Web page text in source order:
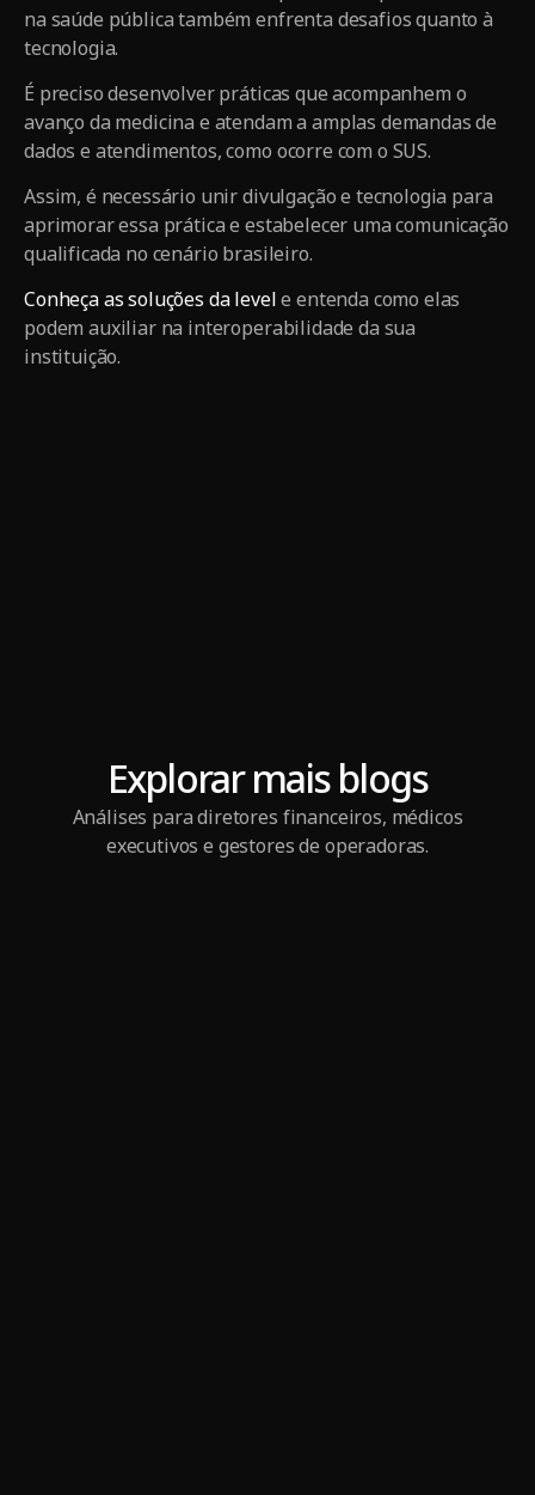
na saúde pública também enfrenta desafios quanto à
tecnologia.
É preciso desenvolver práticas que acompanhem o
avanço da medicina e atendam a amplas demandas de
dados e atendimentos, como ocorre com o SUS.
Assim, é necessário unir divulgação e tecnologia para
aprimorar essa prática e estabelecer uma comunicação
qualificada no cenário brasileiro.
Conheça as soluções da levele entenda como elas
podem auxiliar na interoperabilidade da sua
instituição.
Explorar mais blogs
Análises para diretores financeiros, médicos
executivos e gestores de operadoras.